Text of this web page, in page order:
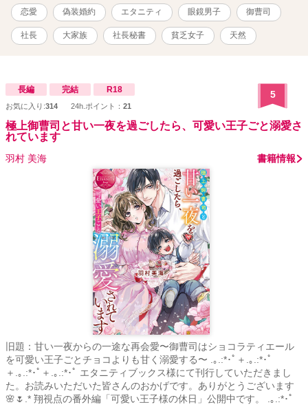
舞っている 努力家で頑張り屋 自分がしっかりしないといけないと常
に気を張っている 甘えベタ × 御子神彪夏 みこがみひゅうが 33歳
LCCチェリーエアライン 社長 日本二大航空会社桜花航空社長の息
子 軽くパーマをかけた掻き上げビジネスショート 黒メタルツーポイ
のか!? ※河守家※ 父 祥平 放浪の画家。ほぼ家にいない 母 真
由 のんびり屋 長男 健太(高一･16歳)服作りが趣味 次男 巧(高一･
15歳)弁護士になるのが目標 三男 真(小五･10歳)サッカー少年 四
男 望(保育園年中･5歳)飛行機大好き 次女 美妃(保育園児･五ヶ月)
未知数
恋愛 偽装婚約 エタニティ 眼鏡男子 御曹司
社長 大家族 社長秘書 貧乏女子 天然
長編 完結 R18
お気に入り:314 24h.ポイント： 21
5
極上御曹司と甘い一夜を過ごしたら、可愛い王子ごと溺愛さ
れています
羽村 美海 書籍情報
旧題：甘い一夜からの一途な再会愛〜御曹司はショコラティエール
を可愛い王子ごとチョコよりも甘く溺愛する〜 .｡.:*･ﾟ＋.｡.:*･ﾟ
＋.｡.:*･ﾟ＋.｡.:*･ﾟ エタニティブックス様にて刊行していただきまし
た。お読みいただいた皆さんのおかげです。ありがとうございます
🌸🌷.* 翔視点の番外編「可愛い王子様の休日」公開中です。 .｡.:*･ﾟ